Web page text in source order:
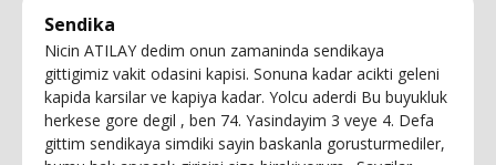
Sendika
Nicin ATILAY dedim onun zamaninda sendikaya
gittigimiz vakit odasini kapisi. Sonuna kadar acikti geleni
kapida karsilar ve kapiya kadar. Yolcu aderdi Bu buyukluk
herkese gore degil , ben 74. Yasindayim 3 veye 4. Defa
gittim sendikaya simdiki sayin baskanla gorusturmediler,